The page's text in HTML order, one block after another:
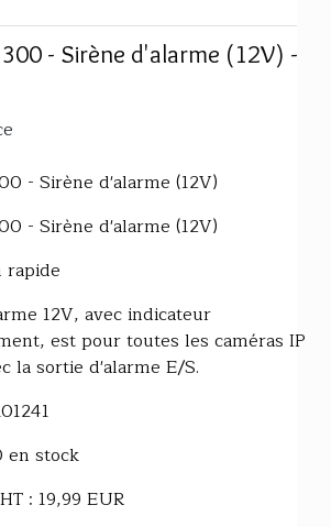
- Sirène d'alarme (12V) -
- Sirène d'alarme (12V)
- Sirène d'alarme (12V)
rapide
12V, avec indicateur
est pour toutes les caméras IP
la sortie d'alarme E/S.
en stock
: 19,99 EUR